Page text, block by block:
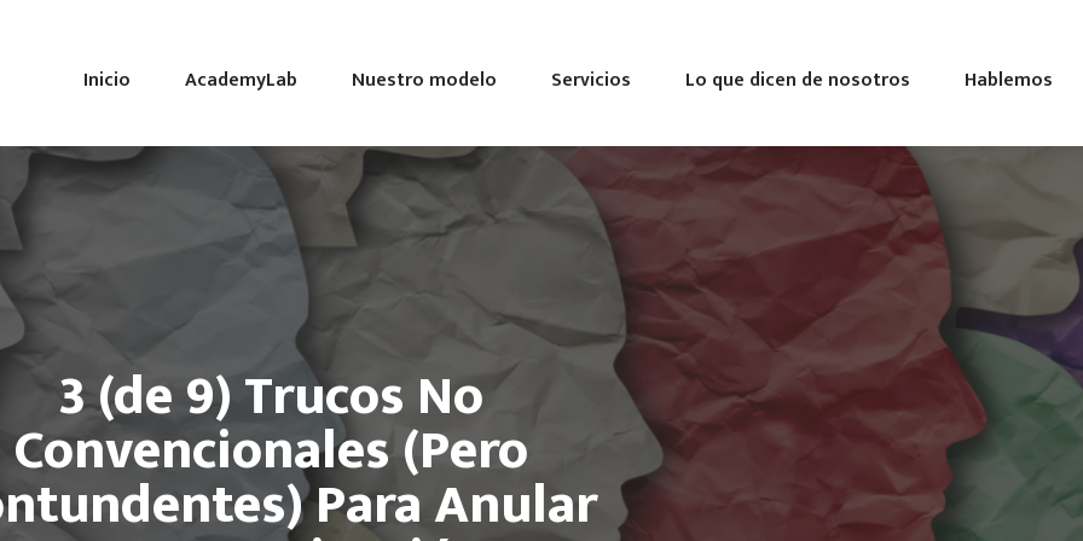
Inicio AcademyLab Nuestro modelo Servicios Lo que dicen de nosotros Hablemos
3 (de 9) Trucos No
Convencionales (Pero
Para Anular